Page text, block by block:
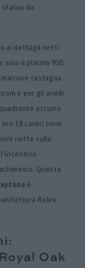
status da
ai dettagli netti
solo il platino 950
castagna
e per gli anelli
azzurro
18 carati sono
nette sulla
Questa
è
Rolex
Oak